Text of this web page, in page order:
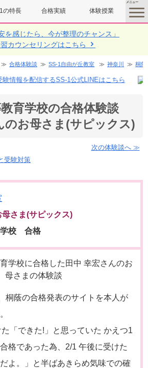
体験授業
合格実績
の特長
toggle
menu
を感じたら、今が整理のチャンス」
カウンセリングはこちら
合格体験談 SS-1自由が丘教室 神奈川 桐蔭
育学校の合格体験談
のお母さま(サピックス)
次の体験談へ ≫
受験対策
さま(サピックス)
学校 合格
桐蔭の合格発表のサイトを本人が
た「できた!」と思っていた かえつ1
格であった為、2/1 午後に受けた
よ。」と半ばあきらめ気味での確